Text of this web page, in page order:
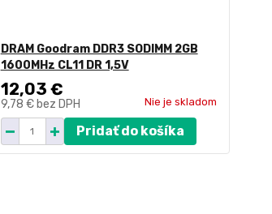
DRAM Goodram DDR3 SODIMM 2GB
1600MHz CL11 DR 1,5V
12,03 €
9,78 € bez DPH Nie je skladom
Pridať do košíka